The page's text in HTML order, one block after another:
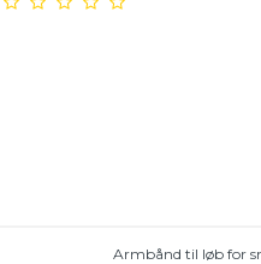
Armbånd til løb for